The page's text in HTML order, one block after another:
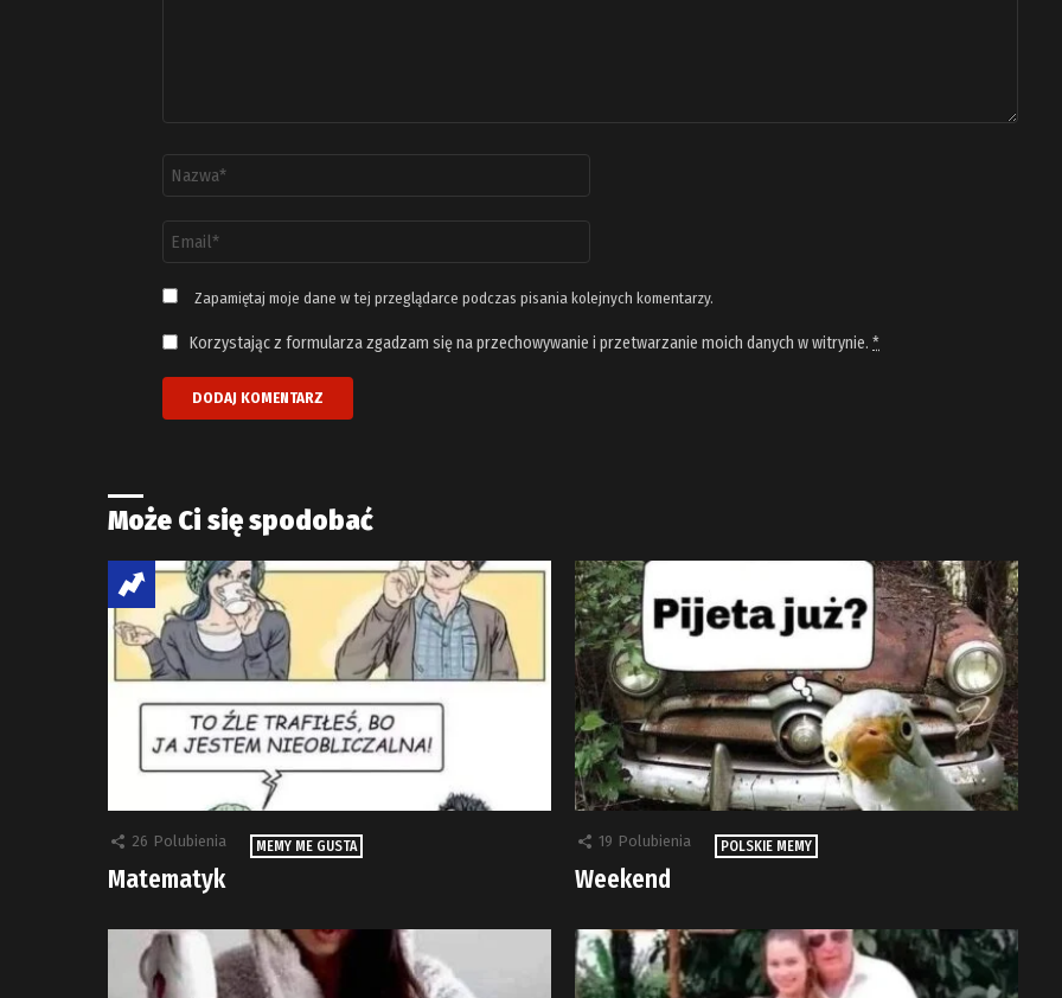
email
*
Zapamiętaj moje dane w tej przeglądarce podczas pisania kolejnych komentarzy.
Korzystając z formularza zgadzam się na przechowywanie i przetwarzanie moich danych w witrynie. *
Może Ci się spodobać
26 Polubienia MEMY ME GUSTA
Matematyk
19 Polubienia POLSKIE MEMY
Weekend